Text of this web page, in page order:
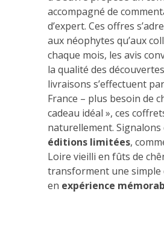
accompagné de
d’expert. Ces offres
aux néophytes qu’aux
chaque mois, les avis
la qualité des
livraisons s’effectuent
France – plus besoin de
cadeau idéal », ces
naturellement. Signalons
éditions limitées,
Loire vieilli en fûts de
transforment une simple
en expérience